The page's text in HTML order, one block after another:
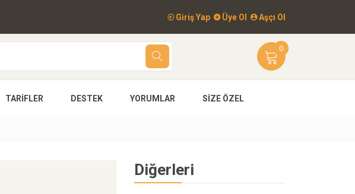
Giriş Yap Üye Ol Aşçı Ol
0
TARIFLER DESTEK YORUMLAR SIZE ÖZEL
Diğerleri